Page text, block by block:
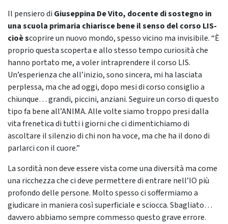
Il pensiero di Giuseppina De Vito, docente di sostegno in
una scuola primaria chiarisce bene il senso del corso LIS-
cioè scoprire un nuovo mondo, spesso vicino ma invisibile. “È
proprio questa scoperta e allo stesso tempo curiosità che
hanno portato me, a voler intraprendere il corso LIS.
Un’esperienza che all’inizio, sono sincera, mi ha lasciata
perplessa, ma che ad oggi, dopo mesi di corso consiglio a
chiunque… grandi, piccini, anziani. Seguire un corso di questo
tipo fa bene all’ANIMA. Alle volte siamo troppo presi dalla
vita frenetica di tutti i giorni che ci dimentichiamo di
ascoltare il silenzio di chi non ha voce, ma che ha il dono di
parlarci con il cuore.”
La sordità non deve essere vista come una diversità ma come
una ricchezza che ci deve permettere di entrare nell’IO più
profondo delle persone. Molto spesso ci soffermiamo a
giudicare in maniera così superficiale e sciocca. Sbagliato…
davvero abbiamo sempre commesso questo grave errore.